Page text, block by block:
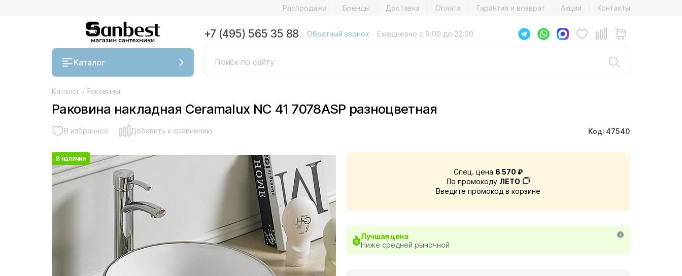
Распродажа Бренды Доставка Оплата Гарантия и возврат Акции Контакты
Каталог
+7 (495) 565 35 88 Обратный звонок Ежедневно с 9:00 до 22:00
Каталог / Раковины
Раковина накладная Ceramalux NC 41 7078ASP разноцветная
В избранное Добавить к сравнению Код: 47540
В наличии
Спец. цена 6 570 ₽
По промокоду ЛЕТО
Введите промокод в корзине
Лучшая цена
Ниже средней рыночной